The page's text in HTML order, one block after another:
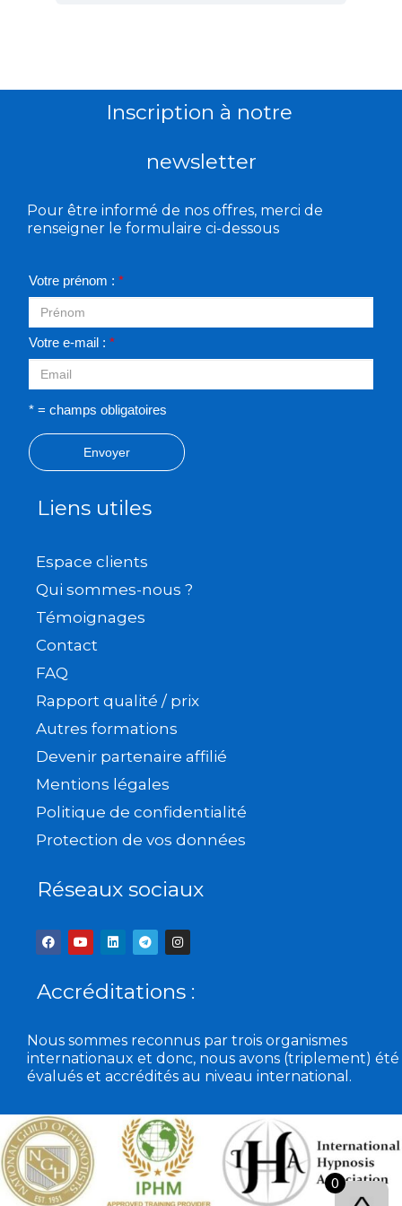
Inscription à notre
newsletter
Pour être informé de nos offres, merci de
renseigner le formulaire ci-dessous
Votre prénom : *
Votre e-mail : *
* = champs obligatoires
Envoyer
Liens utiles
Espace clients
Qui sommes-nous ?
Témoignages
Contact
FAQ
Rapport qualité / prix
Autres formations
Devenir partenaire affilié
Mentions légales
Politique de confidentialité
Protection de vos données
Réseaux sociaux
F
a
c
b
o
Y
o
u
u
b
L
i
e
d
T
e
l
g
r
I
n
s
a
g
m
Accréditations :
Nous sommes reconnus par trois organismes
internationaux et donc, nous avons (triplement) été
évalués et accrédités au niveau international.
0